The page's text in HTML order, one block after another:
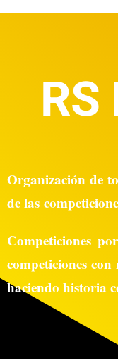
RS
Organización de
de las
Competiciones
competiciones
haciendo historia